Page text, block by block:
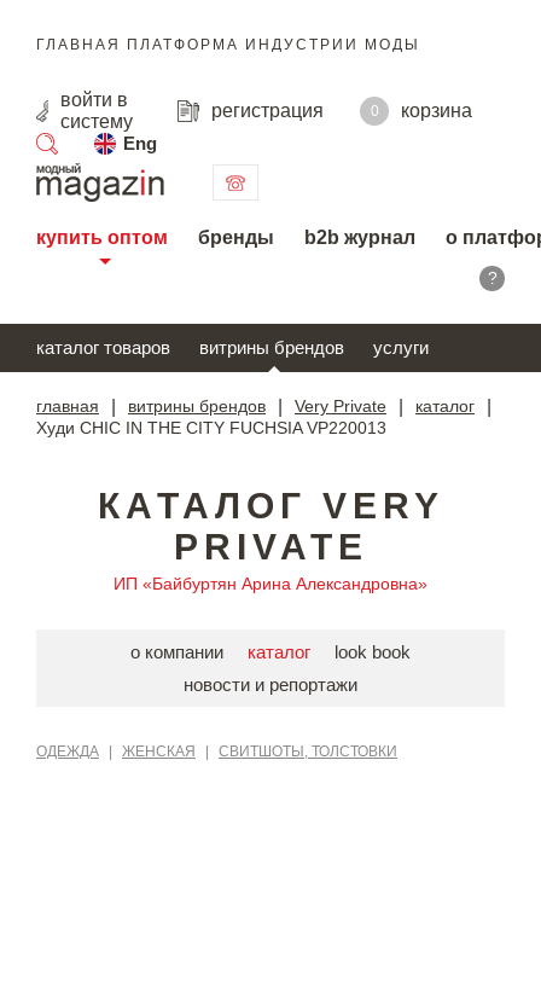
ГЛАВНАЯ ПЛАТФОРМА ИНДУСТРИИ МОДЫ
войти в
систему
регистрация 0
корзина
Eng
поиск
купить оптом бренды b2b журнал о
?
каталог товаров витрины брендов услуги
главная витрины брендов Very Private каталог
Худи СHIC IN THE CITY FUCHSIA VP220013
КАТАЛОГ VERY
PRIVATE
ИП «Байбуртян Арина Александровна»
о компании каталог
look book
новости и репортажи
ОДЕЖДА ЖЕНСКАЯ СВИТШОТЫ, ТОЛСТОВКИ